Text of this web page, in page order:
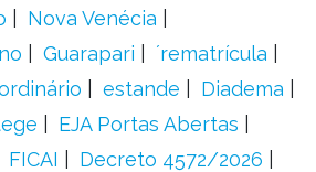
Nova Venécia
Guarapari
´rematrícula
estande
Diadema
EJA Portas Abertas
FICAI
Decreto 4572/2026